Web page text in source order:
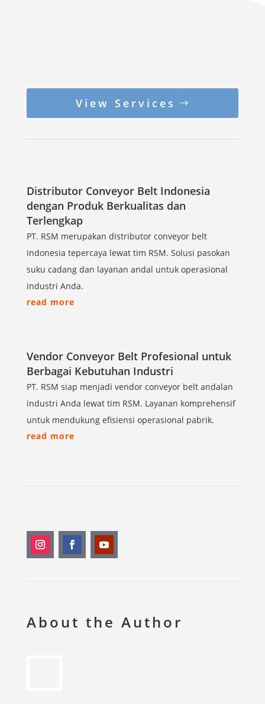
View Services
Distributor Conveyor Belt Indonesia
dengan Produk Berkualitas dan
Terlengkap
PT. RSM merupakan distributor conveyor belt
indonesia tepercaya lewat tim RSM. Solusi pasokan
suku cadang dan layanan andal untuk operasional
industri Anda.
read more
Vendor Conveyor Belt Profesional untuk
Berbagai Kebutuhan Industri
PT. RSM siap menjadi vendor conveyor belt andalan
industri Anda lewat tim RSM. Layanan komprehensif
untuk mendukung efisiensi operasional pabrik.
read more
About the Author